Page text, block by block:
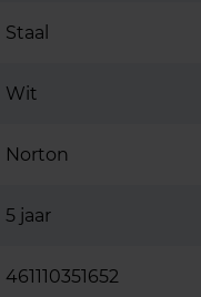
Staal
Wit
Norton
5 jaar
461110351652